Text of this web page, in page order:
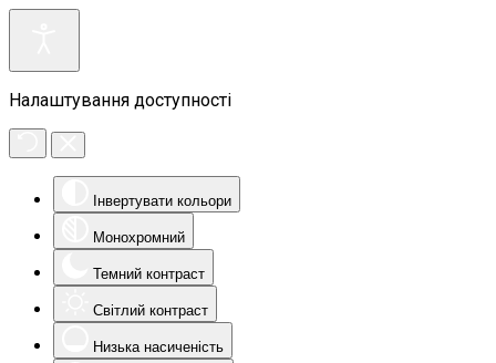
Налаштування доступності
Інвертувати кольори
Монохромний
Темний контраст
Світлий контраст
Низька насиченість